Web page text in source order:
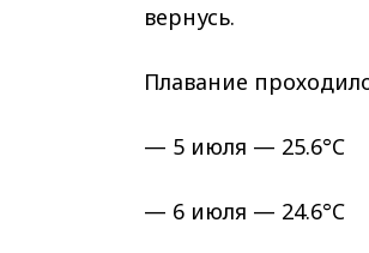
вернусь.
Плавание
— 5 июля — 25.6°C
— 6 июля — 24.6°C